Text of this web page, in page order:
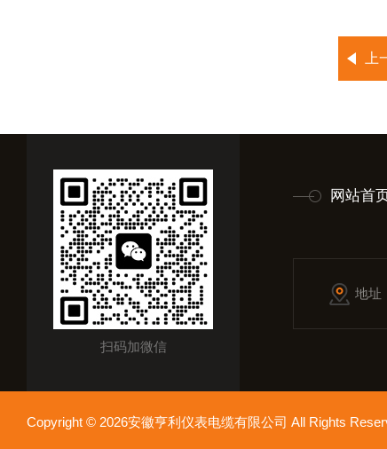
上
扫码加微信
网站首
地址
Copyright © 2026安徽亨利仪表电缆有限公司 All Rights